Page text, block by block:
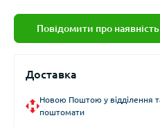
Повідомити про наявність
Доставка
Новою Поштою у відділення
поштомати